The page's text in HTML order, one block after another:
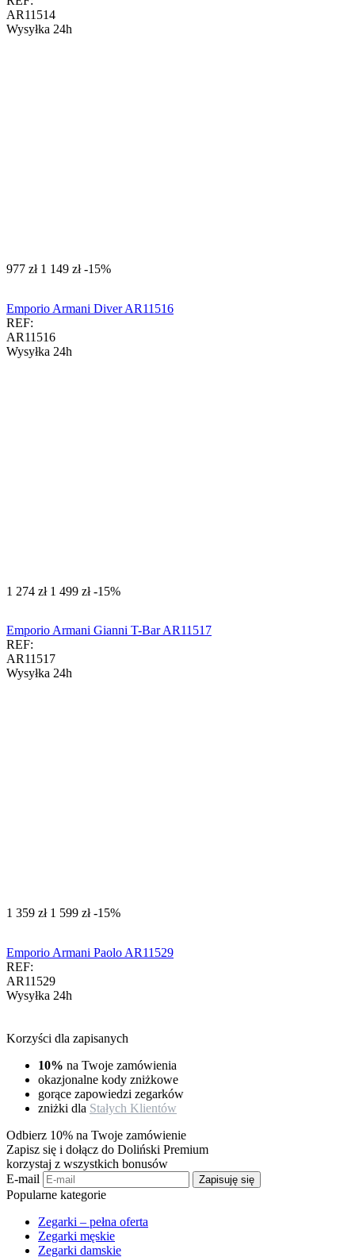
AR11514
Wysyłka 24h
‍977‍ zł ‍1 149‍ zł -15%
Emporio Armani Diver AR11516
REF:
AR11516
Wysyłka 24h
‍1 274‍ zł ‍1 499‍ zł -15%
Emporio Armani Gianni T-Bar AR11517
REF:
AR11517
Wysyłka 24h
‍1 359‍ zł ‍1 599‍ zł -15%
Emporio Armani Paolo AR11529
REF:
AR11529
Wysyłka 24h
Korzyści dla zapisanych
10% na Twoje zamówienia
okazjonalne kody zniżkowe
gorące zapowiedzi zegarków
zniżki dla Stałych Klientów
Odbierz 10% na Twoje zamówienie
Zapisz się i dołącz do Doliński Premium
korzystaj z wszystkich bonusów
E-mail
Zapisuję się
Popularne kategorie
Zegarki – pełna oferta
Zegarki męskie
Zegarki damskie